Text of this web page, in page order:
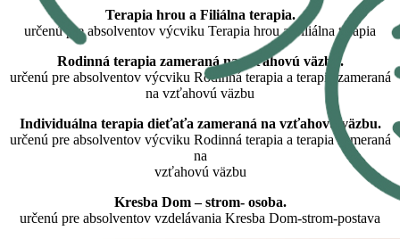
Terapia hrou a Filiálna terapia.
určenú pre absolventov výcviku Terapia hrou a Filiálna terapia
Rodinná terapia zameraná na vzťahovú väzbu.
určenú pre absolventov výcviku Rodinná terapia a terapia zameraná
na vzťahovú väzbu
Individuálna terapia dieťaťa zameraná na vzťahovú väzbu.
určenú pre absolventov výcviku Rodinná terapia a terapia zameraná
na
vzťahovú väzbu
Kresba Dom – strom- osoba.
určenú pre absolventov vzdelávania Kresba Dom-strom-postava